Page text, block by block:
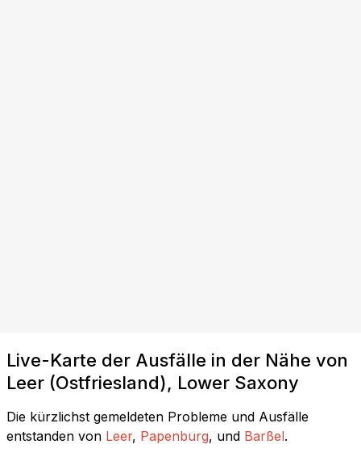
Live-Karte der Ausfälle in der Nähe von
Leer (Ostfriesland), Lower Saxony
Die kürzlichst gemeldeten Probleme und Ausfälle
entstanden von Leer, Papenburg, und Barßel.